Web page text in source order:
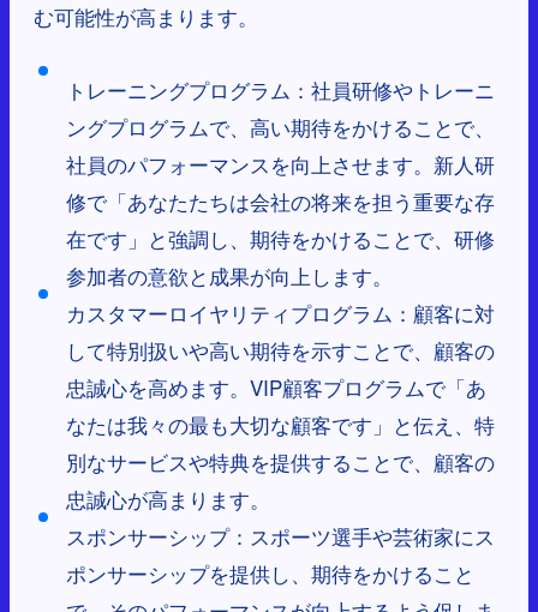
む可能性が高まります。
トレーニングプログラム：社員研修やトレーニ
ングプログラムで、高い期待をかけることで、
社員のパフォーマンスを向上させます。新人研
修で「あなたたちは会社の将来を担う重要な存
在です」と強調し、期待をかけることで、研修
参加者の意欲と成果が向上します。
カスタマーロイヤリティプログラム：顧客に対
して特別扱いや高い期待を示すことで、顧客の
忠誠心を高めます。VIP顧客プログラムで「あ
なたは我々の最も大切な顧客です」と伝え、特
別なサービスや特典を提供することで、顧客の
忠誠心が高まります。
スポンサーシップ：スポーツ選手や芸術家にス
ポンサーシップを提供し、期待をかけること